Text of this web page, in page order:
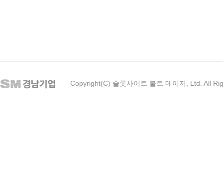
Copyright(C) 슬롯사이트 볼트 메이저, Ltd. All